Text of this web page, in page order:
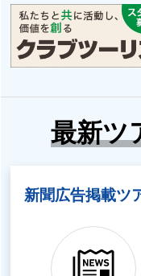
最新ツ
新聞広告掲載ツ